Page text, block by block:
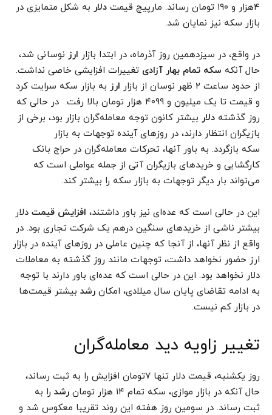
۴هزار و ۱۹۰ تومان رساند. مارپیچ قیمت
دلار به شکل متمایزی در
بازار سکه نیز نمایان شد.
در واقع، در سیزدهمین روز آذرماه، در ابتدا بازار ارز نوسانی شد،
حال آنکه سکه تمام بهار آزادی تغییرات افزایشی خاصی نداشت.
از حدود ساعت ۲ ظهر نوسان از بازار
ارز به بازار سکه سرایت کرد
و قیمت تا یک میلیون و ۴۰۹۹ هزار تومان بالا رفت. در حالی که
روز گذشته دلار بیشتر کانون توجه معامله‌گران بازار بود، برخی از
بازیگران انتظار دارند، در روزهای آینده توجهات به بازار
سکه بازگردد. به باور آنها، تحرکات معامله‌گران در حراج بانک
کارگشایی و خریدهای بازیگران آتی از جمله عواملی است که
می‌تواند بار دیگر توجهات به بازار سکه را بیشتر کند.
این در حالی است که عده‌ای نیز باور داشتند، افزایش قیمت دلار
بیشتر ناشی از خریدهای سنگین درهم یک شرکت تجاری بود. در
واقع از نظر آنها، از آنجا که چنین عاملی در روزهای آینده در بازار
ارز حضور نخواهد داشت، توجهات مانند روز گذشته به معاملات
دلار نخواهد بود. این در حالی است که عده‌ای باور دارند با توجه
به ادامه تقاضای پایان سال میلادی، امکان رشد بیشتر قیمت‌ها
در بازار کم نیست.
تغییر زاویه دید معامله‌گران
روز یکشنبه، قیمت دلار تنها ۷تومان افزایش را به ثبت رساند،
حال آنکه در بازار موازی، سکه تمام ۱۴ هزار تومان
رشد را به
ثبت رساند. در سومین روز هفته این روند تقریبا معکوس شد و